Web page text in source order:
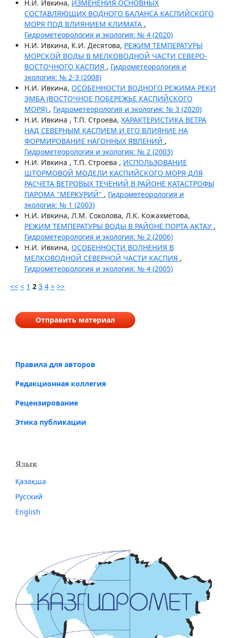
Н.И. Ивкина, ИЗМЕНЕНИЯ ОСНОВНЫХ
СОСТАВЛЯЮЩИХ ВОДНОГО БАЛАНСА КАСПИЙСКОГО
МОРЯ ПОД ВЛИЯНИЕМ КЛИМАТА ,
Гидрометеорология и экология: № 4 (2020)
Н.И. Ивкина, К.И. Десятова, РЕЖИМ ТЕМПЕРАТУРЫ
МОРСКОЙ ВОДЫ В МЕЛКОВОДНОЙ ЧАСТИ СЕВЕРО-
ВОСТОЧНОГО КАСПИЯ , Гидрометеорология и
экология: № 2-3 (2008)
Н.И. Ивкина, ОСОБЕННОСТИ ВОДНОГО РЕЖИМА РЕКИ
ЭМБА (ВОСТОЧНОЕ ПОБЕРЕЖЬЕ КАСПИЙСКОГО
МОРЯ) , Гидрометеорология и экология: № 3 (2020)
Н.И. Ивкина , Т.П. Строева, ХАРАКТЕРИСТИКА ВЕТРА
НАД СЕВЕРНЫМ КАСПИЕМ И ЕГО ВЛИЯНИЕ НА
ФОРМИРОВАНИЕ НАГОННЫХ ЯВЛЕНИЙ ,
Гидрометеорология и экология: № 2 (2003)
Н.И. Ивкина , Т.П. Строева , ИСПОЛЬЗОВАНИЕ
ШТОРМОВОЙ МОДЕЛИ КАСПИЙСКОГО МОРЯ ДЛЯ
РАСЧЕТА ВЕТРОВЫХ ТЕЧЕНИЙ В РАЙОНЕ КАТАСТРОФЫ
ПАРОМА "МЕРКУРИЙ" , Гидрометеорология и
экология: № 1 (2003)
Н.И. Ивкина, Л.М. Соколова, Л.К. Кожахметова,
РЕЖИМ ТЕМПЕРАТУРЫ ВОДЫ В РАЙОНЕ ПОРТА АКТАУ ,
Гидрометеорология и экология: № 2 (2006)
Н.И. Ивкина, ОСОБЕННОСТИ ВОЛНЕНИЯ В
МЕЛКОВОДНОЙ СЕВЕРНОЙ ЧАСТИ КАСПИЯ ,
Гидрометеорология и экология: № 4 (2005)
<< < 1 2 3 4 > >>
Отправить материал
Правила для авторов
Редакционная коллегия
Рецензирование
Этика публикации
Язык
Қазақша
Русский
English